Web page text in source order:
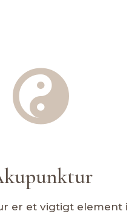

er et vigtigt element i